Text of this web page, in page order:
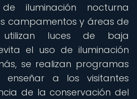
iluminación nocturna
campamentos y áreas de
utilizan luces de baja
el uso de iluminación
se realizan programas
enseñar a los visitantes
de la conservación del